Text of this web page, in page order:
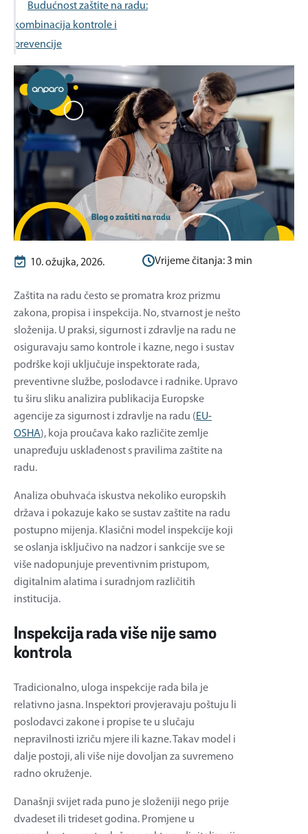
Budućnost zaštite na radu:
kombinacija kontrole i
prevencije
10. ožujka, 2026. Vrijeme čitanja: 3 min
Zaštita na radu često se promatra kroz prizmu
zakona, propisa i inspekcija. No, stvarnost je nešto
složenija. U praksi, sigurnost i zdravlje na radu ne
osiguravaju samo kontrole i kazne, nego i sustav
podrške koji uključuje inspektorate rada,
preventivne službe, poslodavce i radnike. Upravo
tu širu sliku analizira publikacija Europske
agencije za sigurnost i zdravlje na radu (EU-
OSHA), koja proučava kako različite zemlje
unapređuju usklađenost s pravilima zaštite na
radu.
Analiza obuhvaća iskustva nekoliko europskih
država i pokazuje kako se sustav zaštite na radu
postupno mijenja. Klasični model inspekcije koji
se oslanja isključivo na nadzor i sankcije sve se
više nadopunjuje preventivnim pristupom,
digitalnim alatima i suradnjom različitih
institucija.
Inspekcija rada više nije samo
kontrola
Tradicionalno, uloga inspekcije rada bila je
relativno jasna. Inspektori provjeravaju poštuju li
poslodavci zakone i propise te u slučaju
nepravilnosti izriču mjere ili kazne. Takav model i
dalje postoji, ali više nije dovoljan za suvremeno
radno okruženje.
Današnji svijet rada puno je složeniji nego prije
dvadeset ili trideset godina. Promjene u